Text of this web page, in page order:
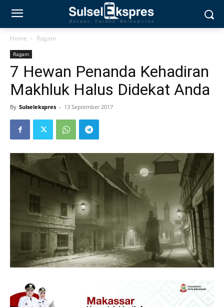
Home Ragam
Ragam
7 Hewan Penanda Kehadiran
Makhluk Halus Didekat Anda
By Sulselekspres - 13 September 2017